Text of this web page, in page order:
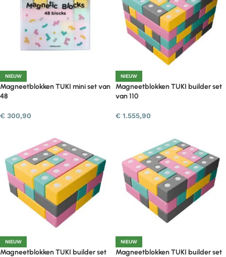
NIEUW
Magneetblokken TUKI mini set van
48
€ 300,90
NIEUW
Magneetblokken TUKI builder set
van 110
€ 1.555,90
NIEUW
Magneetblokken TUKI builder set
NIEUW
Magneetblokken TUKI builder set